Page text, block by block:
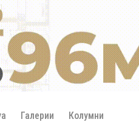
Галерии Колумни